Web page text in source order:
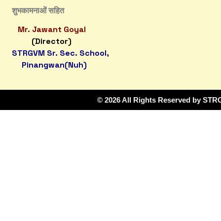
शुभकामनाओं सहित
Mr. Jawant Goyal
(Director)
STRGVM Sr. Sec. School,
Pinangwan(Nuh)
© 2026 All Rights Reserved by